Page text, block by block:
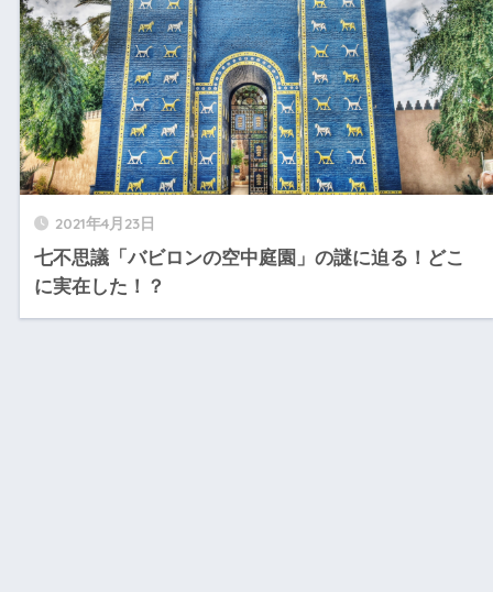
2021年4月23日
七不思議「バビロンの空中庭園」の謎に迫る！どこ
に実在した！？